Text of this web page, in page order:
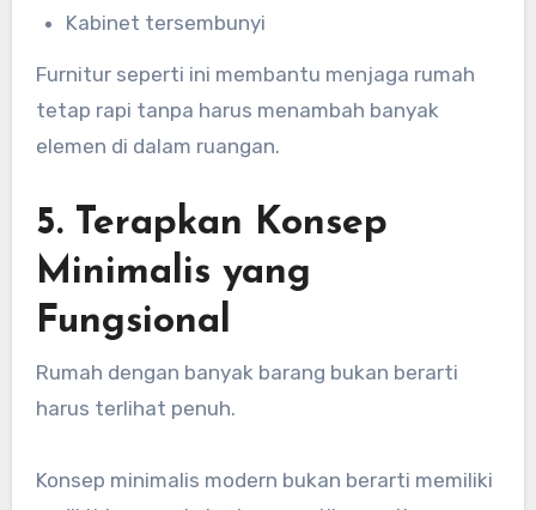
Kabinet tersembunyi
Furnitur seperti ini membantu menjaga rumah
tetap rapi tanpa harus menambah banyak
elemen di dalam ruangan.
5. Terapkan Konsep
Minimalis yang
Fungsional
Rumah dengan banyak barang bukan berarti
harus terlihat penuh.
Konsep minimalis modern bukan berarti memiliki